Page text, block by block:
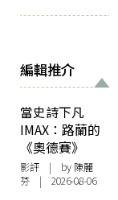
編輯推介
當史詩下凡
IMAX：路蘭的
《奧德賽》
影評 | by 陳麗
芬 | 2026-08-06